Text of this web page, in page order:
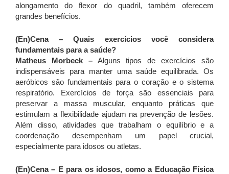
alongamento do flexor do quadril, também oferecem
grandes benefícios.
(En)Cena – Quais exercícios você considera
fundamentais para a saúde?
Matheus Morbeck –Alguns tipos de exercícios são
indispensáveis para manter uma saúde equilibrada. Os
aeróbicos são fundamentais para o coração e o sistema
respiratório. Exercícios de força são essenciais para
preservar a massa muscular, enquanto práticas que
estimulam a flexibilidade ajudam na prevenção de lesões.
Além disso, atividades que trabalham o equilíbrio e a
coordenação desempenham um papel crucial,
especialmente para idosos ou atletas.
(En)Cena – E para os idosos, como a Educação Física